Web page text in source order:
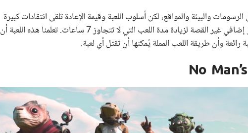
والبيئة والمواقع، لكن أسلوب اللعبة وقيمة الإعادة تلقى انتقادات كبيرة
من اللاعبين مع عدم وجود أي طور إضافي غير القصة لزيادة مدة اللعب التي لا تتجاوز 7 ساعات. تعلمنا هذه اللعبة أن
رائعة وأن طريقة اللعب المملة يُمكنها أن تقتل أي لعبة.